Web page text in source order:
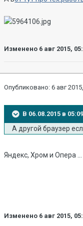
Изменено 6 авг 2015,
Опубликовано:6 авг
В 06.08.2015 в
А другой браузер
Яндекс, Хром и Опера
Изменено 6 авг 2015,